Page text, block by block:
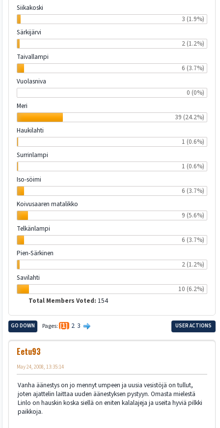
Siikakoski
3 (1.9%)
Särkijärvi
2 (1.2%)
Taivallampi
6 (3.7%)
Vuolasniva
0 (0%)
Meri
39 (24.2%)
Haukilahti
1 (0.6%)
Surrinlampi
1 (0.6%)
Iso-söimi
6 (3.7%)
Koivusaaren matalikko
9 (5.6%)
Telkänlampi
6 (3.7%)
Pien-Särkinen
2 (1.2%)
Savilahti
10 (6.2%)
Total Members Voted: 154
GO DOWN Pages 1 2 3 USER ACTIONS
Eetu93
May 24, 2008, 13:35:14
Vanha äänestys on jo mennyt umpeen ja uusia vesistöjä on tullut,
joten ajattelin laittaa uuden äänestyksen pystyyn. Omasta mielestä
Linlo on hauskin koska siellä on eniten kalalajeja ja useita hyviä pilkki
paikkoja.